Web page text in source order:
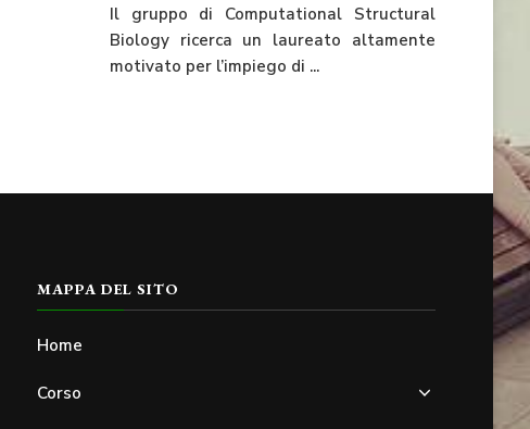
Il gruppo di Computational Structural
Biology ricerca un laureato altamente
motivato per l’impiego di ...
MAPPA DEL SITO
Home
Corso